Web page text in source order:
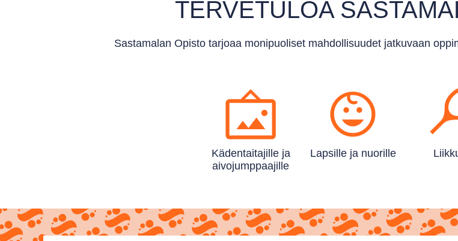
TERVETULOA
Sastamalan Opisto tarjoaa monipuoliset mahdollisuudet jatkuvaan
Käden­taitajille ja
aivo­jumppaajille
Lapsille ja nuorille